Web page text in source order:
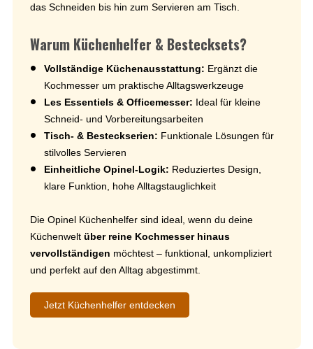
das Schneiden bis hin zum Servieren am Tisch.
Warum Küchenhelfer & Bestecksets?
Vollständige Küchenausstattung: Ergänzt die
Kochmesser um praktische Alltagswerkzeuge
Les Essentiels & Officemesser: Ideal für kleine
Schneid- und Vorbereitungsarbeiten
Tisch- & Besteckserien: Funktionale Lösungen für
stilvolles Servieren
Einheitliche Opinel-Logik: Reduziertes Design,
klare Funktion, hohe Alltagstauglichkeit
Die Opinel Küchenhelfer sind ideal, wenn du deine
Küchenwelt über reine Kochmesser hinaus
vervollständigen möchtest – funktional, unkompliziert
und perfekt auf den Alltag abgestimmt.
Jetzt Küchenhelfer entdecken